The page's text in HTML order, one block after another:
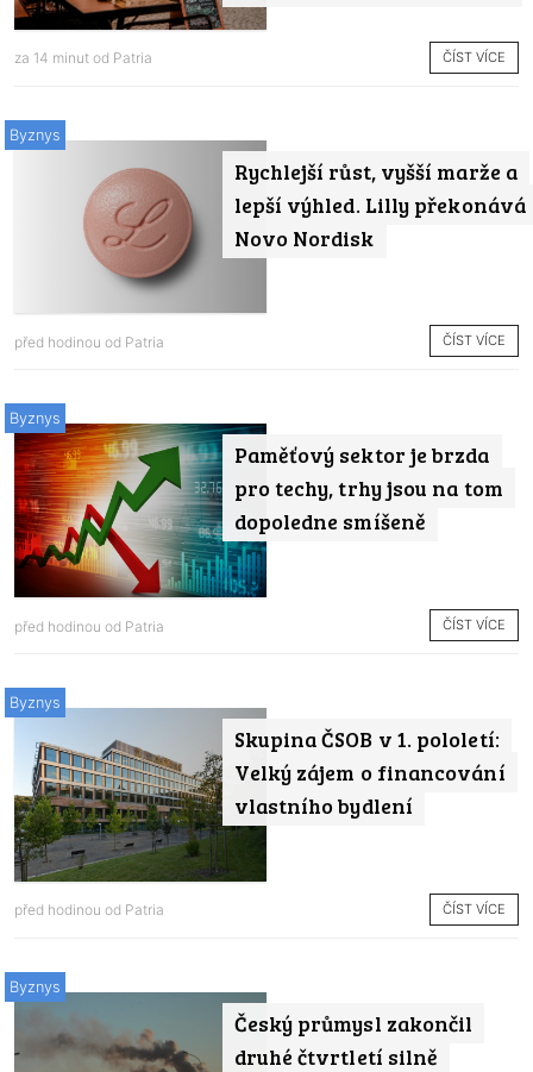
za 14 minut od Patria ČÍST VÍCE
Rychlejší růst, vyšší marže a
lepší výhled. Lilly překonává
Novo Nordisk
Byznys
před hodinou od Patria ČÍST VÍCE
Paměťový sektor je brzda
pro techy, trhy jsou na tom
dopoledne smíšeně
Byznys
před hodinou od Patria ČÍST VÍCE
Skupina ČSOB v 1. pololetí:
Velký zájem o financování
vlastního bydlení
Byznys
před hodinou od Patria ČÍST VÍCE
Český průmysl zakončil
druhé čtvrtletí silně
Byznys